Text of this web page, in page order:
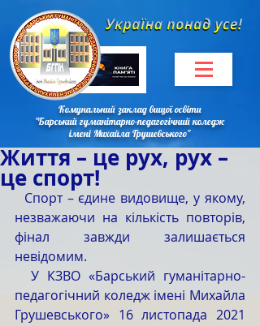
Комунальний заклад вищої освіти
"Барський гуманітарно-педагогічний коледж
імені Михайла Грушевського"
Життя – це рух, рух –
це спорт!
незважаючи на кількість повторів,
фінал завжди залишається
невідомим.
педагогічний коледж імені Михайла
Грушевського» 16 листопада 2021